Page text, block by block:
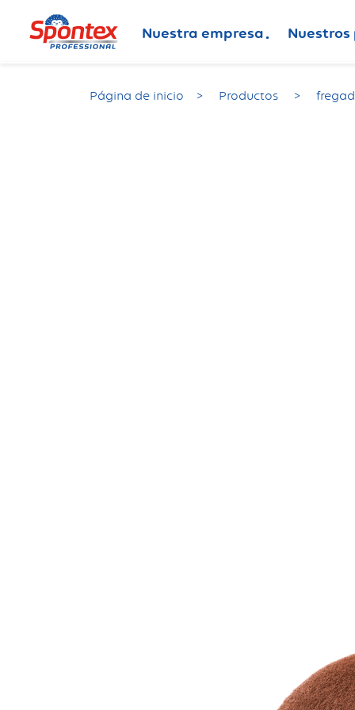
Nuestra empresa
Página de inicio Productos